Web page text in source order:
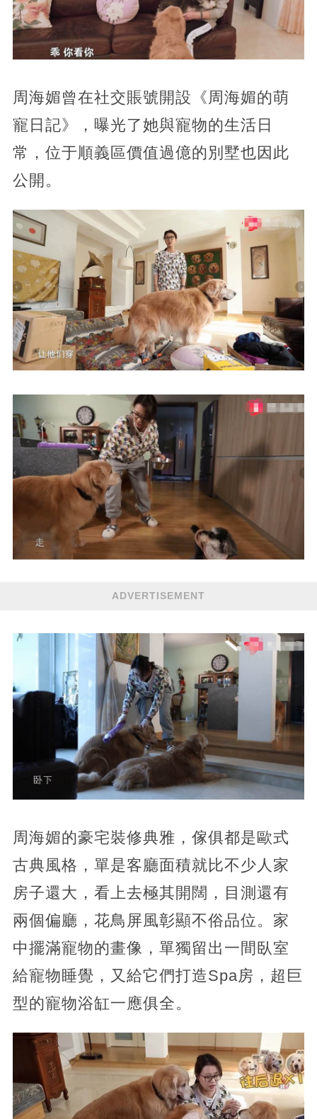
周海媚曾在社交賬號開設《周海媚的萌
寵日記》，曝光了她與寵物的生活日
常，位于順義區價值過億的別墅也因此
公開。
ADVERTISEMENT
周海媚的豪宅裝修典雅，傢俱都是歐式
古典風格，單是客廳面積就比不少人家
房子還大，看上去極其開闊，目測還有
兩個偏廳，花鳥屏風彰顯不俗品位。家
中擺滿寵物的畫像，單獨留出一間臥室
給寵物睡覺，又給它們打造Spa房，超巨
型的寵物浴缸一應俱全。